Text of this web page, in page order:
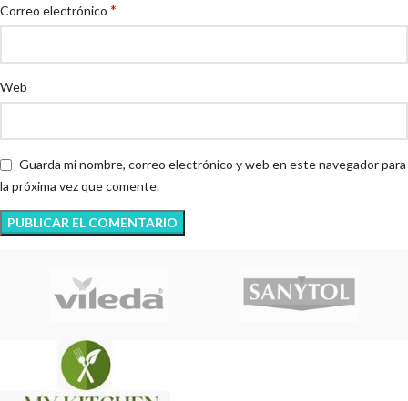
Correo electrónico *
Web
Guarda mi nombre, correo electrónico y web en este navegador para
la próxima vez que comente.